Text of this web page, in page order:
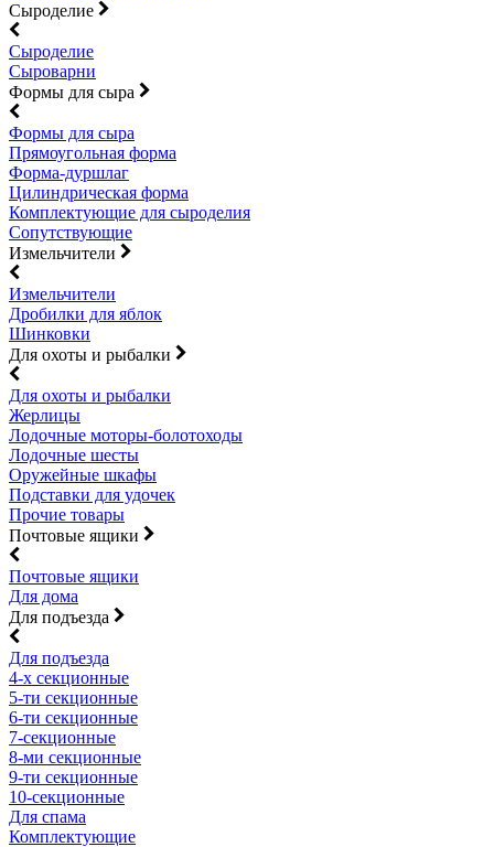
Сыроделие
Сыроделие
Сыроварни
Формы для сыра
Формы для сыра
Прямоугольная форма
Форма-дуршлаг
Цилиндрическая форма
Комплектующие для сыроделия
Сопутствующие
Измельчители
Измельчители
Дробилки для яблок
Шинковки
Для охоты и рыбалки
Для охоты и рыбалки
Жерлицы
Лодочные моторы-болотоходы
Лодочные шесты
Оружейные шкафы
Подставки для удочек
Прочие товары
Почтовые ящики
Почтовые ящики
Для дома
Для подъезда
Для подъезда
4-х секционные
5-ти секционные
6-ти секционные
7-секционные
8-ми секционные
9-ти секционные
10-секционные
Для спама
Комплектующие